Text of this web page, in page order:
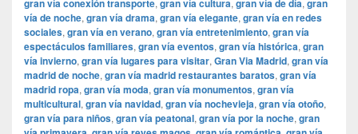
gran vía conexión transporte, gran vía cultura, gran vía de día, gran
vía de noche, gran vía drama, gran vía elegante, gran vía en redes
sociales, gran vía en verano, gran vía entretenimiento, gran vía
espectáculos familiares, gran vía eventos, gran vía histórica, gran
vía invierno, gran vía lugares para visitar, ​​Gran Via Madrid, gran vía
madrid de noche, gran vía madrid restaurantes baratos, gran vía
madrid ropa, gran vía moda, gran vía monumentos, gran vía
multicultural, gran vía navidad, gran vía nochevieja, gran vía otoño,
gran vía para niños, gran vía peatonal, gran vía por la noche, gran